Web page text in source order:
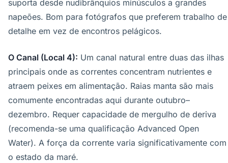
suporta desde nudibrânquios minúsculos a grandes
napeões. Bom para fotógrafos que preferem trabalho de
detalhe em vez de encontros pelágicos.
O Canal (Local 4): Um canal natural entre duas das ilhas
principais onde as correntes concentram nutrientes e
atraem peixes em alimentação. Raias manta são mais
comumente encontradas aqui durante outubro–
dezembro. Requer capacidade de mergulho de deriva
(recomenda-se uma qualificação Advanced Open
Water). A força da corrente varia significativamente com
o estado da maré.